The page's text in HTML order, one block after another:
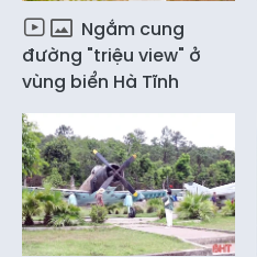
Ngắm cung
đường "triệu view" ở
vùng biển Hà Tĩnh